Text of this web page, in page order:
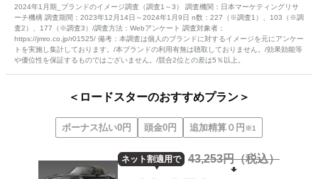
2024年1月期_ブランドのイメージ調査（調査1～3） 調査機関：日本マーケティングリサ
ーチ機構 調査期間：2023年12月14日～2024年1月9日 n数：227（※調査1）、103（※調
査2）、177（※調査3）/調査方法：Webアンケート 調査対象者：
https://jmro.co.jp/r01525/ 備考：本調査は個人のブランドに対するイメージを元にアンケー
トを実施し集計しております。/本ブランドの利用有無は聴取しておりません。/効果効能等
や優位性を保証するものではございません。/競合2位との差は5％以上。
＜ロードスターのおすすめプラン＞
ボーナス払い0円 頭金0円 追加精算０円 ※1
ネット割適用で 43,253円（税込）